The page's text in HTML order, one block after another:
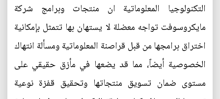
التكنولوجيا المعلوماتية ان منتجات وبرامج شركة
مايكروسوفت تواجه معضلة لا يستهان بها تتمثل بإمكانية
اختراق برامجها من قبل قراصنة المعلوماتية ومسألة انتهاك
الخصوصية أيضاً، مما قد يضعها في مأزق حقيقي على
مستوى ضمان تسويق منتجاتها وتحقيق قفزة نوعية